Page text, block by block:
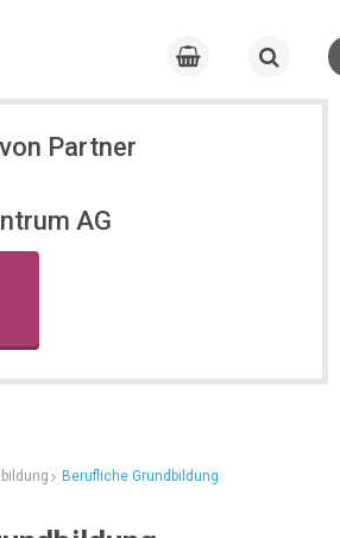
Partner
AG
Berufliche Grundbildung